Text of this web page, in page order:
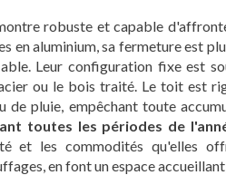
robuste et capable
en aluminium, sa fermeture est
Leur configuration fixe est
ou le bois traité. Le toit est
de pluie, empêchant toute
toutes les périodes de
et les commodités qu'elles
en font un espace